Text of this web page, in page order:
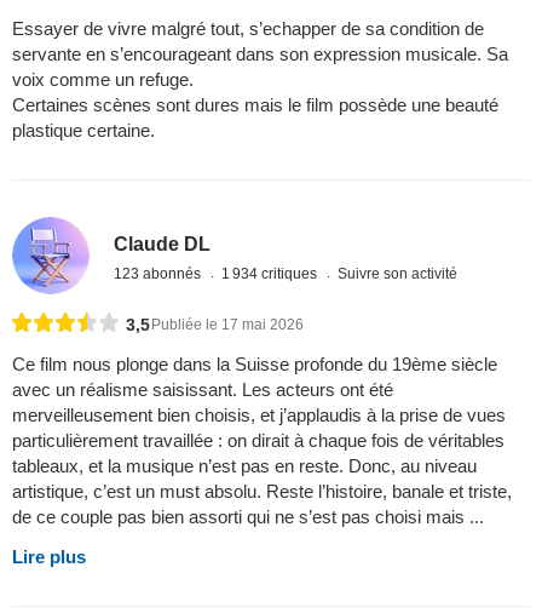
Essayer de vivre malgré tout, s’echapper de sa condition de
servante en s’encourageant dans son expression musicale. Sa
voix comme un refuge.
Certaines scènes sont dures mais le film possède une beauté
plastique certaine.
Claude DL
123 abonnés 1 934 critiques Suivre son activité
3,5Publiée le 17 mai 2026
Ce film nous plonge dans la Suisse profonde du 19ème siècle
avec un réalisme saisissant. Les acteurs ont été
merveilleusement bien choisis, et j’applaudis à la prise de vues
particulièrement travaillée : on dirait à chaque fois de véritables
tableaux, et la musique n’est pas en reste. Donc, au niveau
artistique, c’est un must absolu. Reste l’histoire, banale et triste,
de ce couple pas bien assorti qui ne s’est pas choisi mais ...
Lire plus